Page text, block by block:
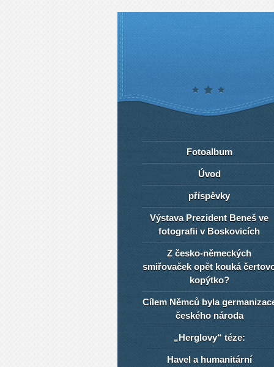
Fotoalbum
Úvod
příspěvky
Výstava Prezident Beneš ve
fotografii v Boskovicích
Z česko-německých
smiřovaček opět kouká
kopýtko?
Cílem Němců byla
českého národa
„Herglovy“ téze:
Havel a humanitární